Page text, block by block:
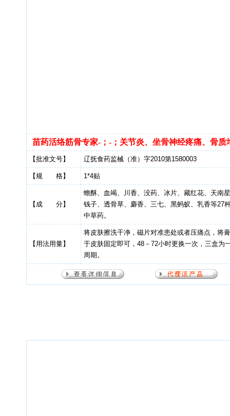
苗药活络筋骨专家-；-；关节炎、坐骨神经疼痛、骨质
【批准文号】 辽抚食药监械（准）字2010第1580003
【规 格】 1*4贴
【成 分】
蟾酥、血竭、川香、没药、冰片、藏红花、天南
钱子、透骨草、麝香、三七、黑蚂蚁、乳香等27
中草药。
【用法用量】
将皮肤擦洗干净，磁片对准患处或者压痛点，将
于皮肤固定即可，48－72小时更换一次，三盒为
周期。